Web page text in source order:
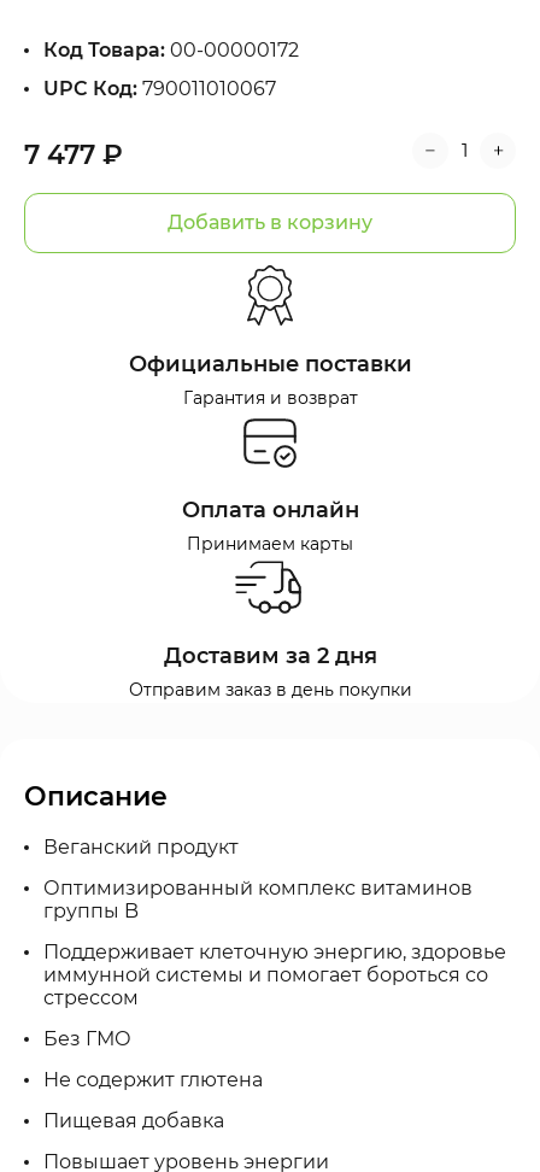
7 477 ₽
Добавить в корзину
Код Товара: 00-00000172
UPC Код: 790011010067
Официальные поставки
Гарантия и возврат
Оплата онлайн
Принимаем карты
Доставим за 2 дня
Отправим заказ в день покупки
Описание
Веганский продукт
Оптимизированный комплекс витаминов
группы B
Поддерживает клеточную энергию, здоровье
иммунной системы и помогает бороться со
стрессом
Без ГМО
Не содержит глютена
Пищевая добавка
Повышает уровень энергии